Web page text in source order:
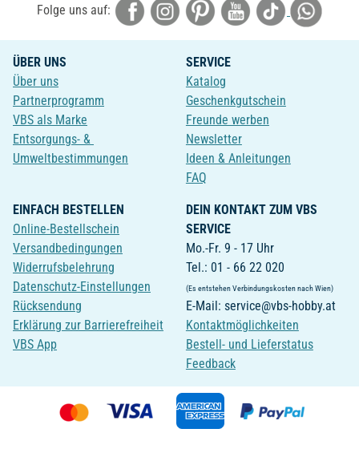
Folge uns auf:
ÜBER UNS
Über uns
Partnerprogramm
VBS als Marke
Entsorgungs- &
Umweltbestimmungen
SERVICE
Katalog
Geschenkgutschein
Freunde werben
Newsletter
Ideen & Anleitungen
FAQ
EINFACH BESTELLEN
Online-Bestellschein
Versandbedingungen
Widerrufsbelehrung
Datenschutz-Einstellungen
Rücksendung
Erklärung zur Barrierefreiheit
VBS App
DEIN KONTAKT ZUM VBS
SERVICE
Mo.-Fr. 9 - 17 Uhr
Tel.: 01 - 66 22 020
(Es entstehen Verbindungskosten nach Wien)
E-Mail: service@vbs-hobby.at
Kontaktmöglichkeiten
Bestell- und Lieferstatus
Feedback